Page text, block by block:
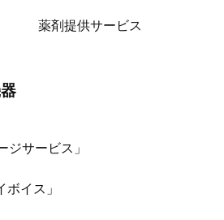
薬剤提供サービス
ジサービス」
イス」